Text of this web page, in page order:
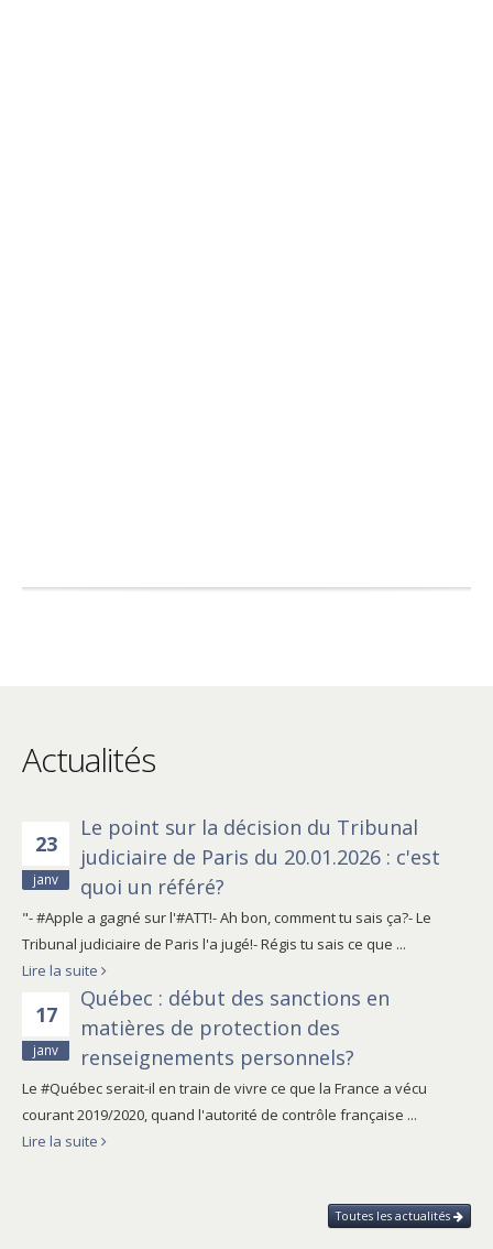
Actualités
23
janv
Le point sur la décision du Tribunal
judiciaire de Paris du 20.01.2026 : c'est
quoi un référé?
"- #Apple a gagné sur l'#ATT!- Ah bon, comment tu sais ça?- Le
Tribunal judiciaire de Paris l'a jugé!- Régis tu sais ce que ...
Lire la suite
17
janv
Québec : début des sanctions en
matières de protection des
renseignements personnels?
Le #Québec serait-il en train de vivre ce que la France a vécu
courant 2019/2020, quand l'autorité de contrôle française ...
Lire la suite
Toutes les actualités